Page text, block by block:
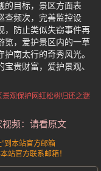
的目标，景区方面表
查频次，完善监控设
，防止类似失窃事件再
览，爱护景区内的一草
南太行的奇秀风光。
贵财富，爱护景观、
景观保护 网红松树归还之谜
频：请看原文
到本站官方邮箱
站官方联系邮箱！